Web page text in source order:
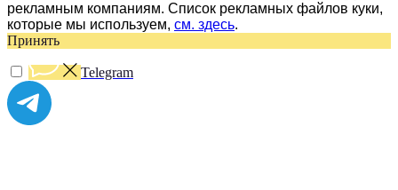
рекламным компаниям. Список рекламных файлов куки,
которые мы используем, см. здесь.
Принять
Telegram